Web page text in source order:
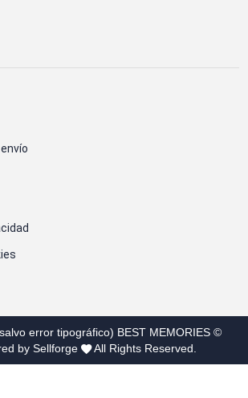
error tipográfico) BEST MEMORIES©
by Sellforge All Rights Reserved.